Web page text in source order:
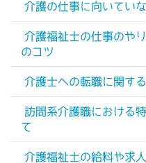
介護の仕事に向いてい
介護福祉士の仕事のや
のコツ
介護士への転職に関す
訪問系介護職における
て
介護福祉士の給料や求